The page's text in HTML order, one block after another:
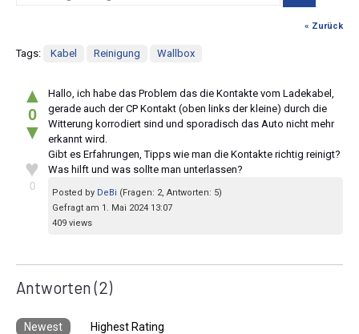
« Zurück
Tags: Kabel Reinigung Wallbox
▲
0
▼
♥
0
Hallo, ich habe das Problem das die Kontakte vom Ladekabel,
gerade auch der CP Kontakt (oben links der kleine) durch die
Witterung korrodiert sind und sporadisch das Auto nicht mehr
erkannt wird.
Gibt es Erfahrungen, Tipps wie man die Kontakte richtig reinigt?
Was hilft und was sollte man unterlassen?
Posted by DeBi (Fragen: 2, Antworten: 5)
Gefragt am 1. Mai 2024 13:07
409 views
Antworten(2)
Newest Highest Rating